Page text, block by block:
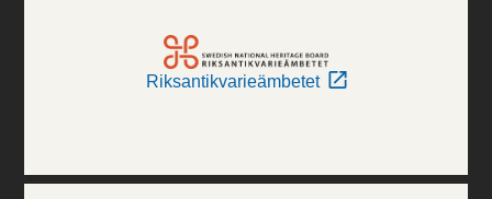
Riksantikvarieämbetet